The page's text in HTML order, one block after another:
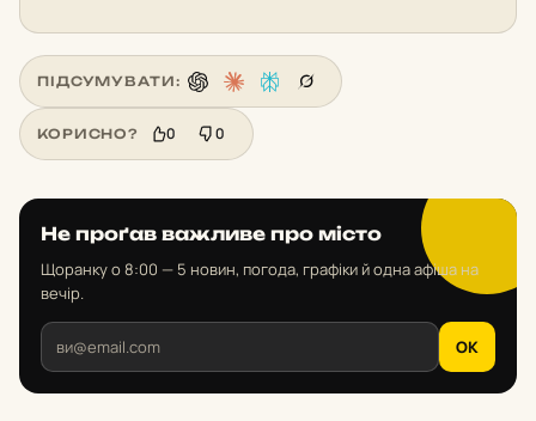
ПІДСУМУВАТИ:
КОРИСНО? 0 0
Не проґав важливе про місто
Щоранку о 8:00 — 5 новин, погода, графіки й одна афіша на
вечір.
OK